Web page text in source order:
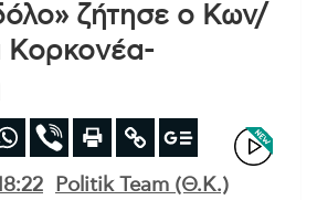
ζήτησε ο Κων/
Κορκονέα-
Politik Team (Θ.Κ.)